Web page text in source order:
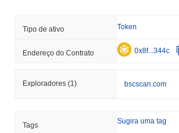
Tipo de ativo Token
Endereço do Contrato 0x8f...344c
Exploradores (1) bscscan.com
Tags Sugira uma tag